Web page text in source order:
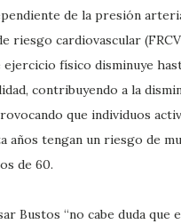
de la presión
riesgo cardiovascular
físico disminuye
contribuyendo a la
que individuos
años tengan un riesgo de
de 60.
Bustos “no cabe duda que